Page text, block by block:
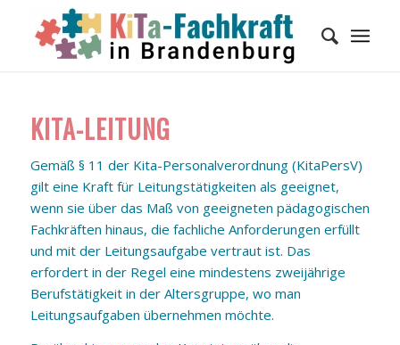
KITA-LEITUNG
Gemäß § 11 der Kita-Personalverordnung (KitaPersV)
gilt eine Kraft für Leitungstätigkeiten als geeignet,
wenn sie über das Maß von geeigneten pädagogischen
Fachkräften hinaus, die fachliche Anforderungen erfüllt
und mit der Leitungsaufgabe vertraut ist. Das
erfordert in der Regel eine mindestens zweijährige
Berufstätigkeit in der Altersgruppe, wo man
Leitungsaufgaben übernehmen möchte.